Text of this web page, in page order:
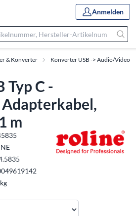
Anmelden
& Konverter Konverter USB -> Audio/Video
Typ C -
m